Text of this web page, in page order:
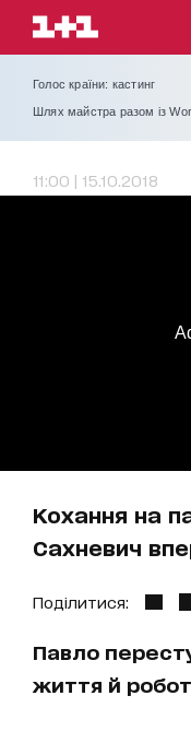
Голос країни: кастинг
Шлях майстра разом із
11:00 | 15.10.2018
Кохання на
Сахневич
Поділитися:
Павло
життя й